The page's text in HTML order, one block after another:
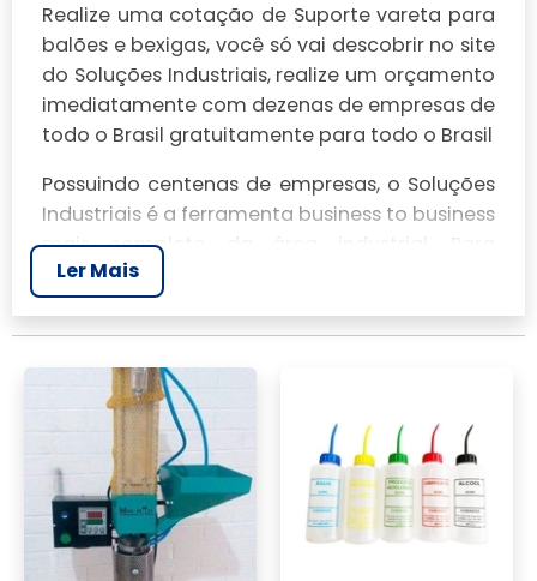
Realize uma cotação de Suporte vareta para
balões e bexigas, você só vai descobrir no site
do Soluções Industriais, realize um orçamento
imediatamente com dezenas de empresas de
todo o Brasil gratuitamente para todo o Brasil
Possuindo centenas de empresas, o Soluções
Industriais é a ferramenta business to business
mais completo da área industrial. Para
realizar um orçamento de Suporte vareta
para balões e bexigas, clique em um ou mais
dos anuciantes a seguir:
Ler Mais